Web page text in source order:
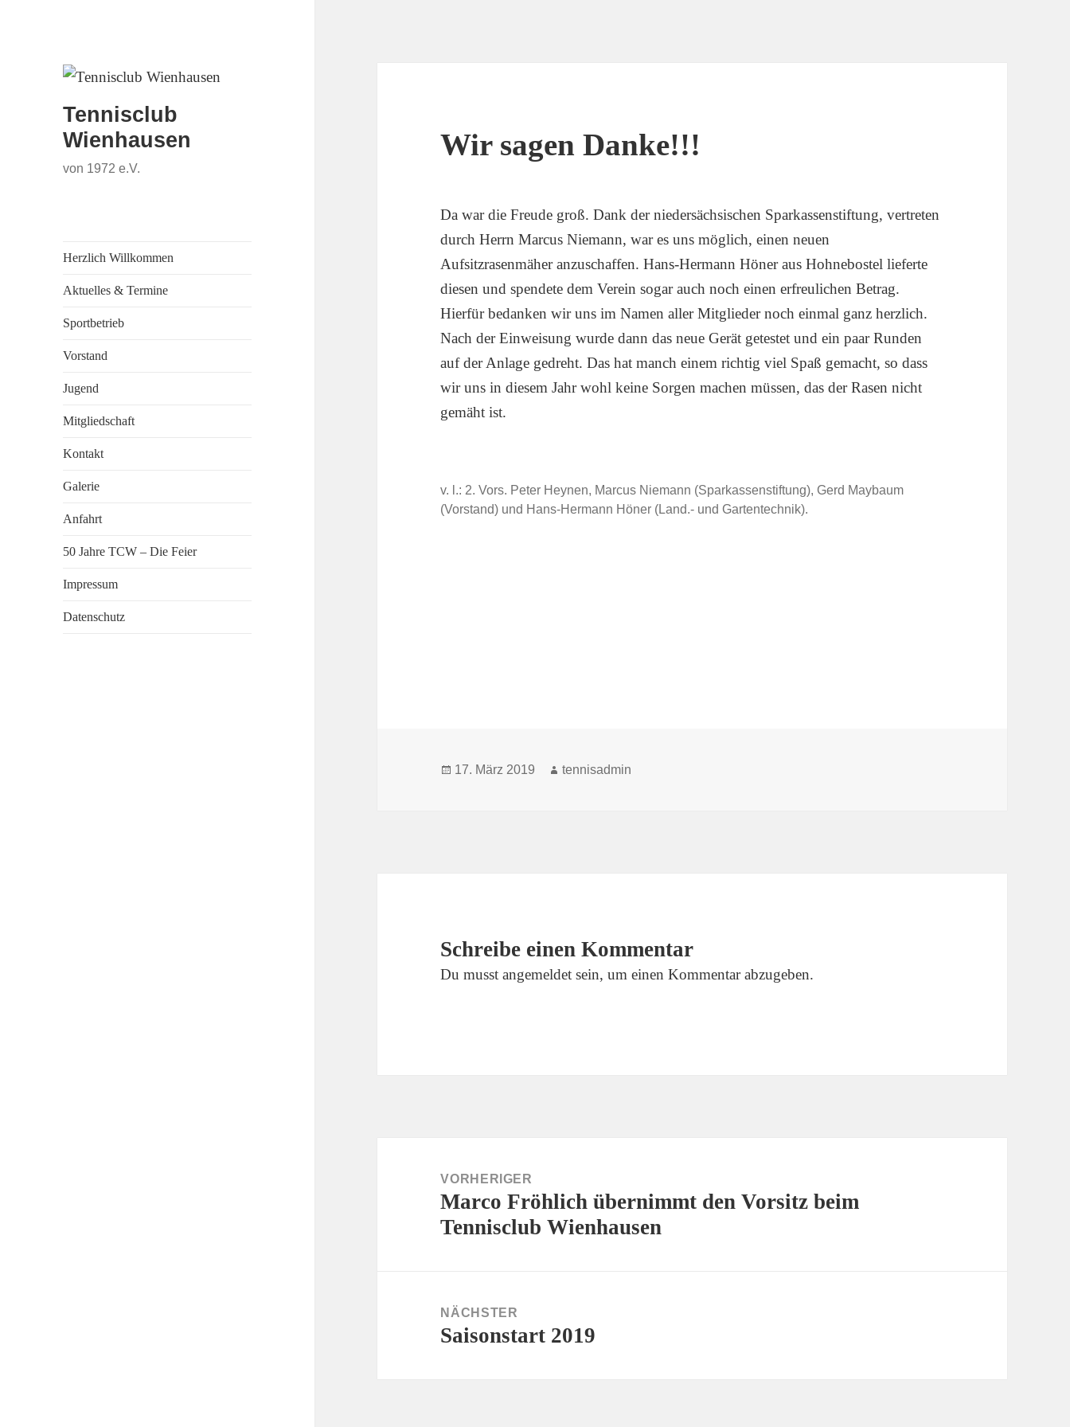
Tennisclub
Wienhausen
von 1972 e.V.
Herzlich Willkommen
Aktuelles & Termine
Sportbetrieb
Vorstand
Jugend
Mitgliedschaft
Kontakt
Galerie
Anfahrt
50 Jahre TCW – Die Feier
Impressum
Datenschutz
Wir sagen Danke!!!
Da war die Freude groß. Dank der niedersächsischen Sparkassenstiftung, vertreten
durch Herrn Marcus Niemann, war es uns möglich, einen neuen
Aufsitzrasenmäher anzuschaffen. Hans-Hermann Höner aus Hohnebostel lieferte
diesen und spendete dem Verein sogar auch noch einen erfreulichen Betrag.
Hierfür bedanken wir uns im Namen aller Mitglieder noch einmal ganz herzlich.
Nach der Einweisung wurde dann das neue Gerät getestet und ein paar Runden
auf der Anlage gedreht. Das hat manch einem richtig viel Spaß gemacht, so dass
wir uns in diesem Jahr wohl keine Sorgen machen müssen, das der Rasen nicht
gemäht ist.
v. l.: 2. Vors. Peter Heynen, Marcus Niemann (Sparkassenstiftung), Gerd Maybaum
(Vorstand) und Hans-Hermann Höner (Land.- und Gartentechnik).
Veröffentlicht
17. März 2019 Autor
tennisadmin
Schreibe einen Kommentar
Du musstangemeldet sein, um einen Kommentar abzugeben.
VORHERIGER
Vorheriger
Beitrag:
Marco Fröhlich übernimmt den Vorsitz beim
Tennisclub Wienhausen
NÄCHSTER
Nächster
Saisonstart 2019